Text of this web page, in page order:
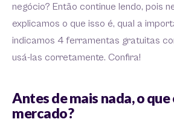
negócio? Então continue lendo, pois
explicamos o que isso é, qual a
indicamos 4 ferramentas gratuitas
usá-las corretamente. Confira!
Antes de mais nada, o que
mercado?